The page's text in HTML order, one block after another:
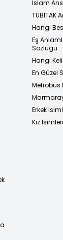
İslam
TÜBİTAK
Hangi
Eş
Sözlüğü
Hangi
En Güzel
Metrobüs
Erkek
Kız İsimleri